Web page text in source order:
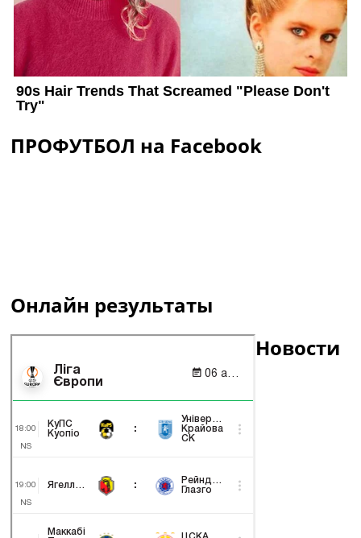
ПРОФУТБОЛ на Facebook
Онлайн результаты
Новости